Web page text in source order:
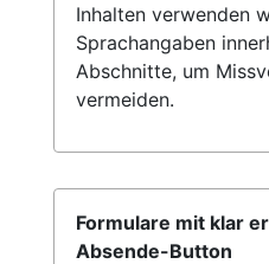
Inhalten verwenden
Sprachangaben
Abschnitte, um
vermeiden.
Formulare mit klar
Absende-Button